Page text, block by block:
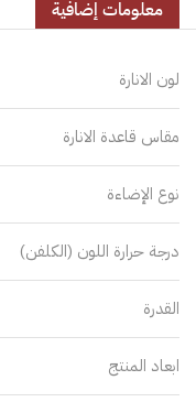
معلومات إضافية
لون الانارة
مقاس قاعدة الانارة
نوع الإضاءة
درجة حرارة اللون (الكلفن)
القدرة
ابعاد المنتج